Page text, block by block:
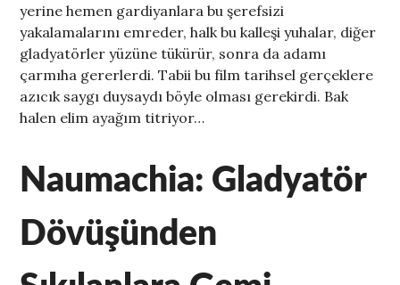
yerine hemen gardiyanlara bu şerefsizi
yakalamalarını emreder, halk bu kalleşi yuhalar, diğer
gladyatörler yüzüne tükürür, sonra da adamı
çarmıha gererlerdi. Tabii bu film tarihsel gerçeklere
azıcık saygı duysaydı böyle olması gerekirdi. Bak
halen elim ayağım titriyor…
Naumachia: Gladyatör
Dövüşünden